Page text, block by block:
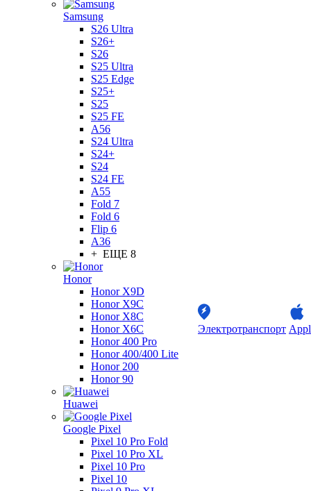
Samsung
S26 Ultra
S26+
S26
S25 Ultra
S25 Edge
S25+
S25
S25 FE
A56
S24 Ultra
S24+
S24
S24 FE
A55
Fold 7
Fold 6
Flip 6
A36
+ ЕЩЕ 8
Honor
Honor X9D
Honor X9C
Honor X8C
Honor X6C
Honor 400 Pro
Honor 400/400 Lite
Honor 200
Honor 90
Huawei
Google Pixel
Pixel 10 Pro Fold
Pixel 10 Pro XL
Pixel 10 Pro
Pixel 10
Электротранспорт